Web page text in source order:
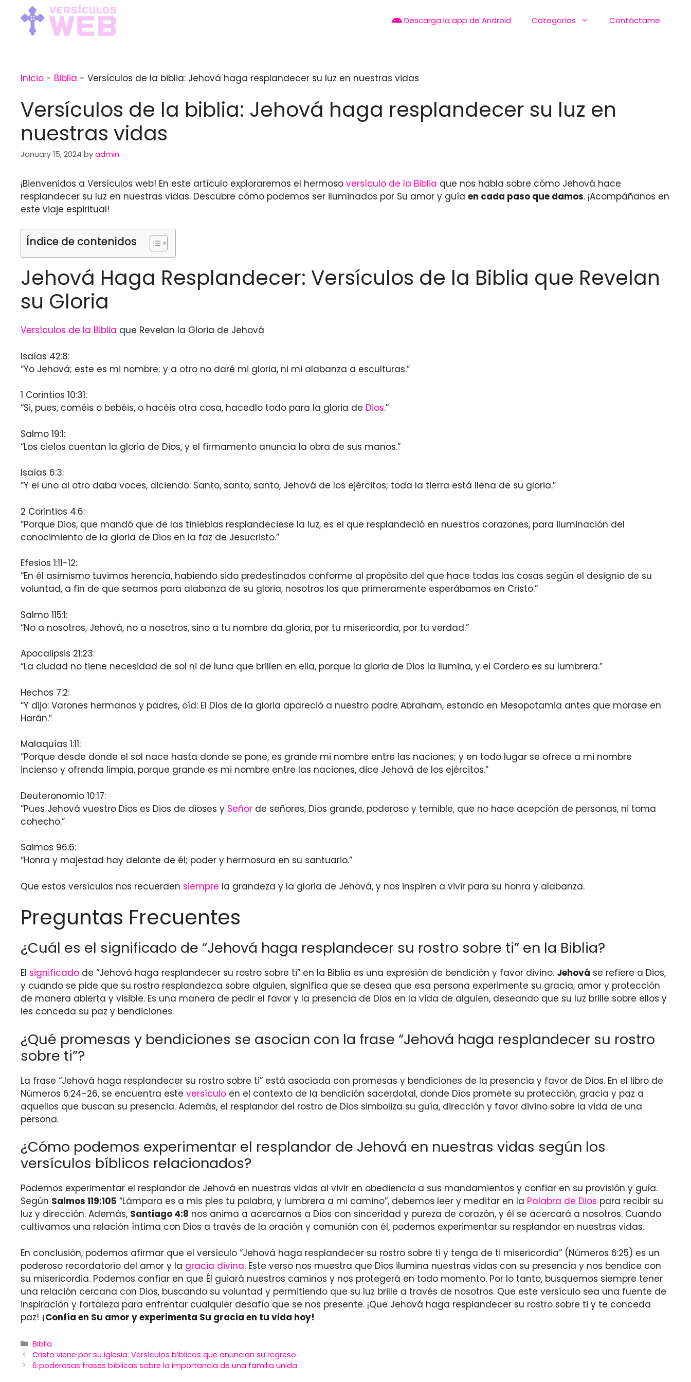
content
Descarga la app de Android Categorías Contáctame
Inicio - Biblia - Versículos de la biblia: Jehová haga resplandecer su luz en nuestras vidas
Versículos de la biblia: Jehová haga resplandecer su luz en
nuestras vidas
January 15, 2024 by admin
¡Bienvenidos a Versículos web! En este artículo exploraremos el hermoso versículo de la Biblia que nos habla sobre cómo Jehová hace
resplandecer su luz en nuestras vidas. Descubre cómo podemos ser iluminados por Su amor y guía en cada paso que damos. ¡Acompáñanos en
este viaje espiritual!
Índice de contenidos
Jehová Haga Resplandecer: Versículos de la Biblia que Revelan
su Gloria
Versículos de la Biblia que Revelan la Gloria de Jehová
Isaías 42:8:
“Yo Jehová; este es mi nombre; y a otro no daré mi gloria, ni mi alabanza a esculturas.”
1 Corintios 10:31:
“Si, pues, coméis o bebéis, o hacéis otra cosa, hacedlo todo para la gloria de Dios.”
Salmo 19:1:
“Los cielos cuentan la gloria de Dios, y el firmamento anuncia la obra de sus manos.”
Isaías 6:3:
“Y el uno al otro daba voces, diciendo: Santo, santo, santo, Jehová de los ejércitos; toda la tierra está llena de su gloria.”
2 Corintios 4:6:
“Porque Dios, que mandó que de las tinieblas resplandeciese la luz, es el que resplandeció en nuestros corazones, para iluminación del
conocimiento de la gloria de Dios en la faz de Jesucristo.”
Efesios 1:11-12:
“En él asimismo tuvimos herencia, habiendo sido predestinados conforme al propósito del que hace todas las cosas según el designio de su
voluntad, a fin de que seamos para alabanza de su gloria, nosotros los que primeramente esperábamos en Cristo.”
Salmo 115:1:
“No a nosotros, Jehová, no a nosotros, sino a tu nombre da gloria, por tu misericordia, por tu verdad.”
Apocalipsis 21:23:
“La ciudad no tiene necesidad de sol ni de luna que brillen en ella, porque la gloria de Dios la ilumina, y el Cordero es su lumbrera.”
Hechos 7:2:
“Y dijo: Varones hermanos y padres, oíd: El Dios de la gloria apareció a nuestro padre Abraham, estando en Mesopotamia antes que morase en
Harán.”
Malaquías 1:11:
“Porque desde donde el sol nace hasta donde se pone, es grande mi nombre entre las naciones; y en todo lugar se ofrece a mi nombre
incienso y ofrenda limpia, porque grande es mi nombre entre las naciones, dice Jehová de los ejércitos.”
Deuteronomio 10:17:
“Pues Jehová vuestro Dios es Dios de dioses y Señor de señores, Dios grande, poderoso y temible, que no hace acepción de personas, ni toma
cohecho.”
Salmos 96:6:
“Honra y majestad hay delante de él; poder y hermosura en su santuario.”
Que estos versículos nos recuerden siempre la grandeza y la gloria de Jehová, y nos inspiren a vivir para su honra y alabanza.
Preguntas Frecuentes
¿Cuál es el significado de “Jehová haga resplandecer su rostro sobre ti” en la Biblia?
El significado de “Jehová haga resplandecer su rostro sobre ti” en la Biblia es una expresión de bendición y favor divino. Jehová se refiere a Dios,
y cuando se pide que su rostro resplandezca sobre alguien, significa que se desea que esa persona experimente su gracia, amor y protección
de manera abierta y visible. Es una manera de pedir el favor y la presencia de Dios en la vida de alguien, deseando que su luz brille sobre ellos y
les conceda su paz y bendiciones.
¿Qué promesas y bendiciones se asocian con la frase “Jehová haga resplandecer su rostro
sobre ti”?
La frase “Jehová haga resplandecer su rostro sobre ti” está asociada con promesas y bendiciones de la presencia y favor de Dios. En el libro de
Números 6:24-26, se encuentra este versículo en el contexto de la bendición sacerdotal, donde Dios promete su protección, gracia y paz a
aquellos que buscan su presencia. Además, el resplandor del rostro de Dios simboliza su guía, dirección y favor divino sobre la vida de una
persona.
¿Cómo podemos experimentar el resplandor de Jehová en nuestras vidas según los
versículos bíblicos relacionados?
Podemos experimentar el resplandor de Jehová en nuestras vidas al vivir en obediencia a sus mandamientos y confiar en su provisión y guía.
Según Salmos 119:105 “Lámpara es a mis pies tu palabra, y lumbrera a mi camino”, debemos leer y meditar en la Palabra de Dios para recibir su
luz y dirección. Además, Santiago 4:8 nos anima a acercarnos a Dios con sinceridad y pureza de corazón, y él se acercará a nosotros. Cuando
cultivamos una relación íntima con Dios a través de la oración y comunión con él, podemos experimentar su resplandor en nuestras vidas.
En conclusión, podemos afirmar que el versículo “Jehová haga resplandecer su rostro sobre ti y tenga de ti misericordia” (Números 6:25) es un
poderoso recordatorio del amor y la gracia divina. Este verso nos muestra que Dios ilumina nuestras vidas con su presencia y nos bendice con
su misericordia. Podemos confiar en que Él guiará nuestros caminos y nos protegerá en todo momento. Por lo tanto, busquemos siempre tener
una relación cercana con Dios, buscando su voluntad y permitiendo que su luz brille a través de nosotros. Que este versículo sea una fuente de
inspiración y fortaleza para enfrentar cualquier desafío que se nos presente. ¡Que Jehová haga resplandecer su rostro sobre ti y te conceda
paz! ¡Confía en Su amor y experimenta Su gracia en tu vida hoy!
Categories
Biblia
Cristo viene por su iglesia: Versículos bíblicos que anuncian su regreso
6 poderosas frases bíblicas sobre la importancia de una familia unida